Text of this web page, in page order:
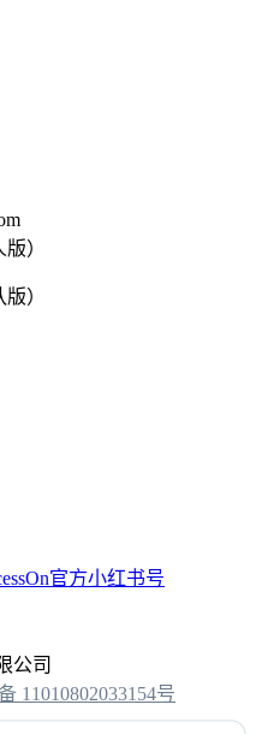
）
）
公司
11010802033154号